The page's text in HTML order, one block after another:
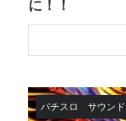
に！！
パチスロ サウン